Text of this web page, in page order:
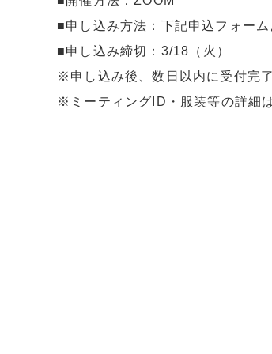
■申し込み方法：下記申込フォー
■申し込み締切：3/18（火）
※申し込み後、数日以内に受付完
※ミーティングID・服装等の詳細